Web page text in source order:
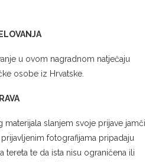
u ovom nagradnom natječaju
osobe iz Hrvatske.
materijala slanjem svoje prijave jamči
fotografijama pripadaju
tereta te da ista nisu ograničena ili